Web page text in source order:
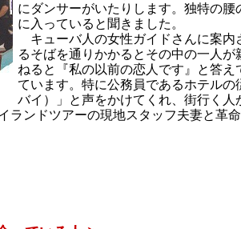
にダンサーがいたりします。独特の
に入っていると聞きました。
キューバ人の女性ガイドさんに案内
るそばを通りかかるとその中の一人
ねると『私の以前の恋人です』と答
ています。特に公務員であるホテル
バイ）」と声をかけてくれ、街行く
ランドツアーの現地スタッフ夫妻と革